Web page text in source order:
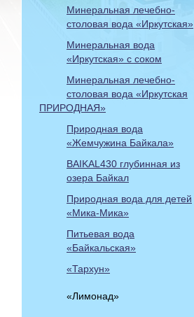
Минеральная лечебно-
столовая вода «Иркутская»
Минеральная вода
«Иркутская» с соком
Минеральная лечебно-
столовая вода «Иркутская
ПРИРОДНАЯ»
Природная вода
«Жемчужина Байкала»
BAIKAL430 глубинная из
озера Байкал
Природная вода для детей
«Мика-Мика»
Питьевая вода
«Байкальская»
«Тархун»
«Лимонад»